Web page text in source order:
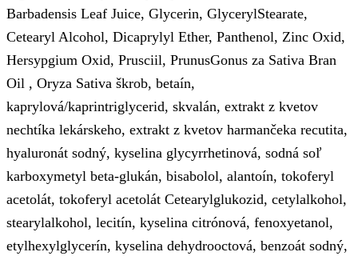
Barbadensis Leaf Juice, Glycerin, GlycerylStearate,
Cetearyl Alcohol, Dicaprylyl Ether, Panthenol, Zinc Oxid,
Hersypgium Oxid, Prusciil, PrunusGonus za Sativa Bran
Oil , Oryza Sativa škrob, betaín,
kaprylová/kaprintriglycerid, skvalán, extrakt z kvetov
nechtíka lekárskeho, extrakt z kvetov harmančeka recutita,
hyaluronát sodný, kyselina glycyrrhetinová, sodná soľ
karboxymetyl beta-glukán, bisabolol, alantoín, tokoferyl
acetolát, tokoferyl acetolát Cetearylglukozid, cetylalkohol,
stearylalkohol, lecitín, kyselina citrónová, fenoxyetanol,
etylhexylglycerín, kyselina dehydrooctová, benzoát sodný,